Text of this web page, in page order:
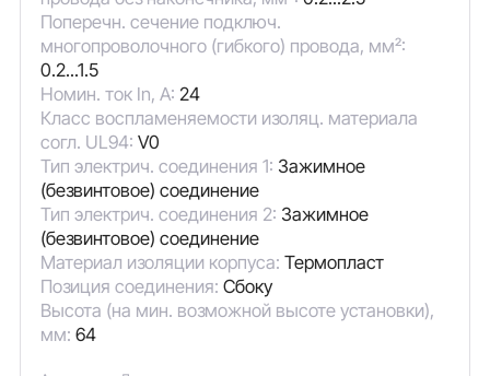
Поперечн. сечение подключ.
многопроволочного (гибкого) провода, мм²:
0.2...1.5
Номин. ток In, А: 24
Класс воспламеняемости изоляц. материала
согл. UL94: V0
Тип электрич. соединения 1: Зажимное
(безвинтовое) соединение
Тип электрич. соединения 2: Зажимное
(безвинтовое) соединение
Материал изоляции корпуса: Термопласт
Позиция соединения: Сбоку
Высота (на мин. возможной высоте установки),
мм: 64